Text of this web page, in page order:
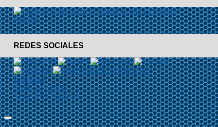
REDES SOCIALES
Contacto
Sube Tu Grupo
Sube Un Concierto